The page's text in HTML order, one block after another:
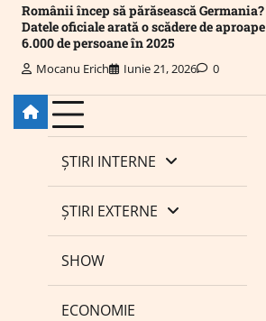
Românii încep să părăsească Germania?
Datele oficiale arată o scădere de aproape
6.000 de persoane în 2025
Mocanu Erich Iunie 21, 2026 0
ȘTIRI INTERNE
ȘTIRI EXTERNE
SHOW
ECONOMIE